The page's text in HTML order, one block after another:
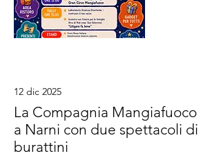
12 dic 2025
La Compagnia Mangiafuoco
a Narni con due spettacoli di
burattini